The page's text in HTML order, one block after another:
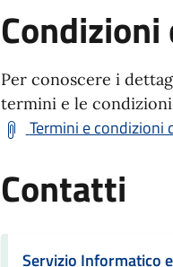
Per conoscere i
termini e le
Termini e condizioni
Contatti
Servizio Informatico